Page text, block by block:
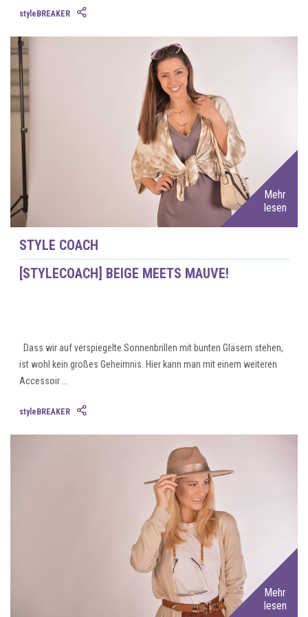
styleBREAKER
Mehr
lesen
STYLE COACH
[STYLECOACH] BEIGE MEETS MAUVE!
Dass wir auf verspiegelte Sonnenbrillen mit bunten Gläsern stehen,
ist wohl kein großes Geheimnis. Hier kann man mit einem weiteren
Accessoir ...
styleBREAKER
Mehr
lesen